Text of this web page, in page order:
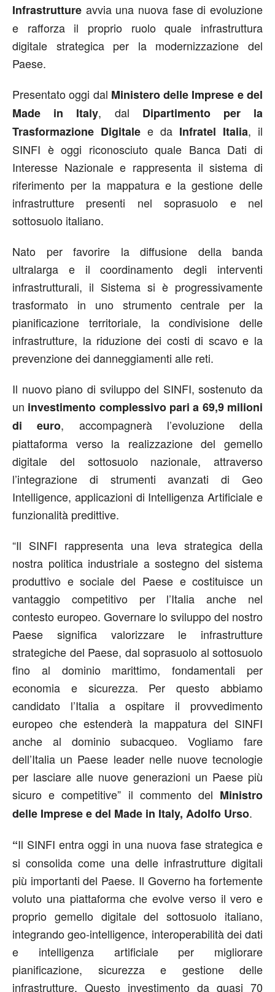
Infrastrutture avvia una nuova fase di evoluzione
e rafforza il proprio ruolo quale infrastruttura
digitale strategica per la modernizzazione del
Paese.
Presentato oggi dal Ministero delle Imprese e del
Made in Italy, dal Dipartimento per la
Trasformazione Digitale e da Infratel Italia, il
SINFI è oggi riconosciuto quale Banca Dati di
Interesse Nazionale e rappresenta il sistema di
riferimento per la mappatura e la gestione delle
infrastrutture presenti nel soprasuolo e nel
sottosuolo italiano.
Nato per favorire la diffusione della banda
ultralarga e il coordinamento degli interventi
infrastrutturali, il Sistema si è progressivamente
trasformato in uno strumento centrale per la
pianificazione territoriale, la condivisione delle
infrastrutture, la riduzione dei costi di scavo e la
prevenzione dei danneggiamenti alle reti.
Il nuovo piano di sviluppo del SINFI, sostenuto da
un investimento complessivo pari a 69,9 milioni
di euro, accompagnerà l’evoluzione della
piattaforma verso la realizzazione del gemello
digitale del sottosuolo nazionale, attraverso
l’integrazione di strumenti avanzati di Geo
Intelligence, applicazioni di Intelligenza Artificiale e
funzionalità predittive.
“Il SINFI rappresenta una leva strategica della
nostra politica industriale a sostegno del sistema
produttivo e sociale del Paese e costituisce un
vantaggio competitivo per l’Italia anche nel
contesto europeo. Governare lo sviluppo del nostro
Paese significa valorizzare le infrastrutture
strategiche del Paese, dal soprasuolo al sottosuolo
fino al dominio marittimo, fondamentali per
economia e sicurezza. Per questo abbiamo
candidato l’Italia a ospitare il provvedimento
europeo che estenderà la mappatura del SINFI
anche al dominio subacqueo. Vogliamo fare
dell’Italia un Paese leader nelle nuove tecnologie
per lasciare alle nuove generazioni un Paese più
sicuro e competitive” il commento del Ministro
delle Imprese e del Made in Italy, Adolfo Urso.
“Il SINFI entra oggi in una nuova fase strategica e
si consolida come una delle infrastrutture digitali
più importanti del Paese. Il Governo ha fortemente
voluto una piattaforma che evolve verso il vero e
proprio gemello digitale del sottosuolo italiano,
integrando geo-intelligence, interoperabilità dei dati
e intelligenza artificiale per migliorare
pianificazione, sicurezza e gestione delle
infrastrutture. Questo investimento da quasi 70